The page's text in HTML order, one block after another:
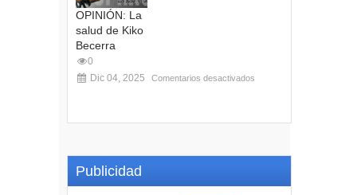
OPINIÓN: La
salud de Kiko
Becerra
0
Dic 04, 2025
Comentarios desactivados
Publicidad